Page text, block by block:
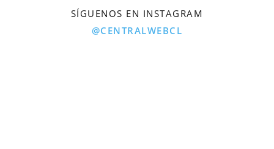
SÍGUENOS EN INSTAGRAM
@CENTRALWEBCL